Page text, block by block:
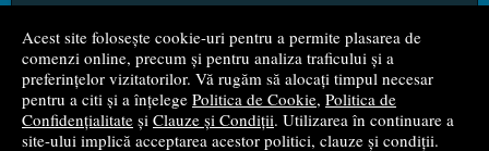
Acest site folosește cookie-uri pentru a permite plasarea de
comenzi online, precum și pentru analiza traficului și a
preferințelor vizitatorilor. Vă rugăm să alocați timpul necesar
pentru a citi și a înțelege Politica de Cookie, Politica de
Confidențialitate și Clauze și Condiții. Utilizarea în continuare a
site-ului implică acceptarea acestor politici, clauze și condiții.
...toate știrile
© 2008 - 2026S.C. M.G. Net Distribution S.R.L.
Magazin onlinecreat deVital Soft